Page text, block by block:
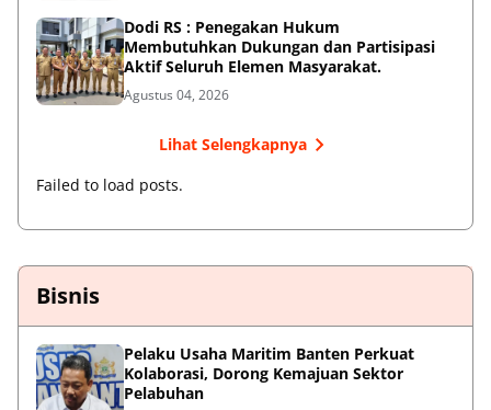
Dodi RS : Penegakan Hukum
Membutuhkan Dukungan dan Partisipasi
Aktif Seluruh Elemen Masyarakat.
Agustus 04, 2026
Lihat Selengkapnya
Failed to load posts.
Bisnis
Pelaku Usaha Maritim Banten Perkuat
Kolaborasi, Dorong Kemajuan Sektor
Pelabuhan